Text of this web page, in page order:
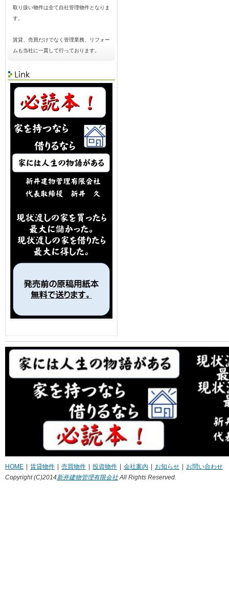
取り扱い物件は全て自社管理物件となりま
す。
賃貸、売買だけでなく管理業務、リフォー
ムも当社に一貫して行っております。
HOME 賃貸物件 売買物件 投資物件 会社案内 お知らせ
お問い合わせ
Copyright (C)2014新井建物管理有限会社All Rights Reserved.